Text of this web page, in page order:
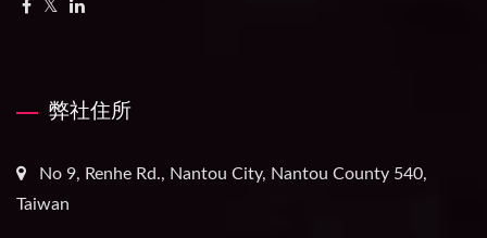
弊社住所
No 9, Renhe Rd., Nantou City, Nantou County 540,
Taiwan